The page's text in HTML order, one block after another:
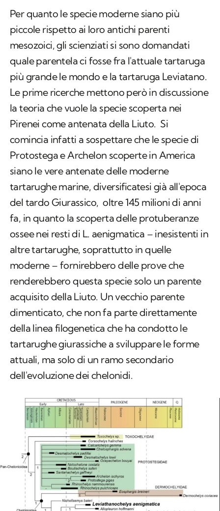
Per quanto le specie moderne siano più
piccole rispetto ai loro antichi parenti
mesozoici, gli scienziati si sono domandati
quale parentela ci fosse fra l'attuale tartaruga
più grande le mondo e la tartaruga Leviatano.
Le prime ricerche mettono però in discussione
la teoria che vuole la specie scoperta nei
Pirenei come antenata della Liuto. Si
comincia infatti a sospettare che le specie di
ProtostegaeArchelon scoperte in America
siano le vere antenate delle moderne
tartarughe marine, diversificatesi già all'epoca
del tardo Giurassico, oltre 145 milioni di anni
fa, in quanto la scoperta delle protuberanze
ossee nei resti di L. aenigmatica – inesistenti in
altre tartarughe, soprattutto in quelle
moderne – fornirebbero delle prove che
renderebbero questa specie solo un parente
acquisito della Liuto. Un vecchio parente
dimenticato, che non fa parte direttamente
della linea filogenetica che ha condotto le
tartarughe giurassiche a sviluppare le forme
attuali, ma solo di un ramo secondario
dell'evoluzione dei chelonidi.